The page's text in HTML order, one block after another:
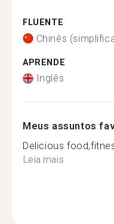
FLUENTE
Chinês
APRENDE
Inglês
Meus assuntos
Delicious
Leia mais